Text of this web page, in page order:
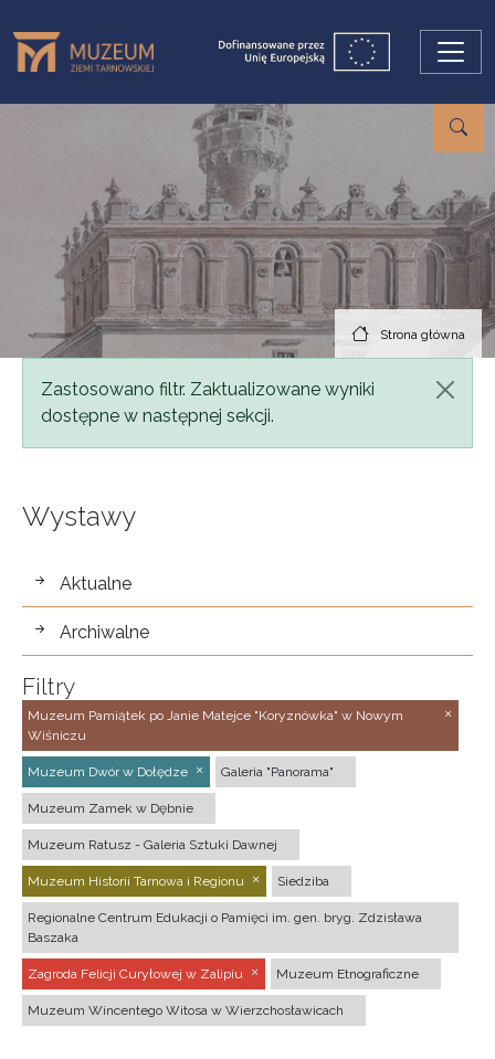
Strona główna
Komunikat
Zastosowano filtr. Zaktualizowane wyniki
dostępne w następnej sekcji.
Wystawy
wystawy
Aktualne
Archiwalne
Filtry
Muzeum Pamiątek po Janie Matejce "Koryznówka" w Nowym
Wiśniczu
Muzeum Dwór w Dołędze Galeria "Panorama"
Muzeum Zamek w Dębnie
Muzeum Ratusz - Galeria Sztuki Dawnej
Muzeum Historii Tarnowa i Regionu Siedziba
Regionalne Centrum Edukacji o Pamięci im. gen. bryg. Zdzisława
Baszaka
Zagroda Felicji Curyłowej w Zalipiu Muzeum Etnograficzne
Muzeum Wincentego Witosa w Wierzchosławicach